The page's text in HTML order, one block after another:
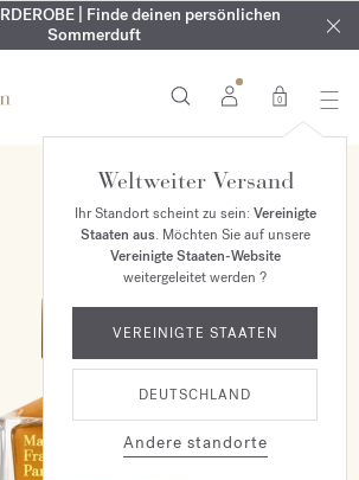
Sie OUD velvet moodin Ihrer Bestellung*
| Auf alle Düfte und Körperöle bis zum
9. August
| Finde deinen persönlichen
Sommerduft
0
Weltweiter Versand
Ihr Standort scheint zu sein: Vereinigte
Staaten aus. Möchten Sie auf unsere
Vereinigte Staaten-Website
weitergeleitet werden ?
VEREINIGTE STAATEN
DEUTSCHLAND
Andere standorte